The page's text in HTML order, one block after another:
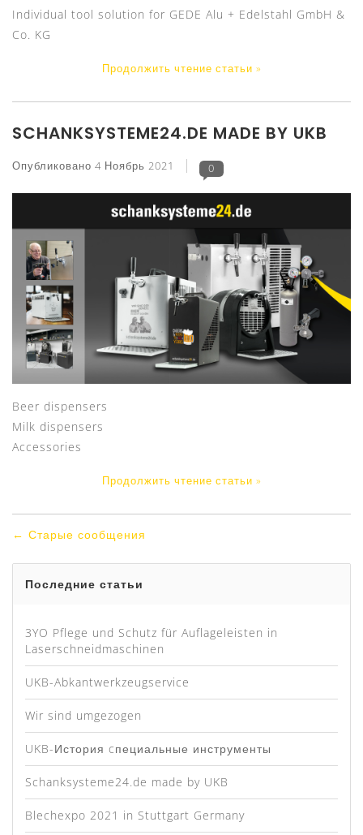
Individual tool solution for GEDE Alu + Edelstahl GmbH &
Co. KG
Продолжить чтение статьи »
SCHANKSYSTEME24.DE MADE BY UKB
Опубликовано 4 Ноябрь 2021 0
Beer dispensers
Milk dispensers
Accessories
Продолжить чтение статьи »
← Старые сообщения
Последние статьи
3YO Pflege und Schutz für Auflageleisten in
Laserschneidmaschinen
UKB-Abkantwerkzeugservice
Wir sind umgezogen
UKB-История cпециальные инструменты
Schanksysteme24.de made by UKB
Blechexpo 2021 in Stuttgart Germany